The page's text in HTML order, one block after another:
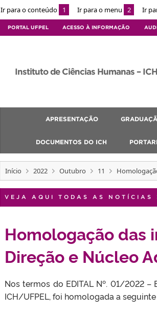
Ir para o conteúdo 1 Ir para o menu 2 Ir
PORTAL UFPEL ACESSO À INFORMAÇÃO
Instituto de Ciências Humanas – ICH
APRESENTAÇÃO
DOCUMENTOS DO ICH
Início 2022 Outubro 11
VEJA AQUI TODAS AS NOTÍCIAS
Homologação das
Direção e Núcleo
Nos termos do EDITAL Nº. 01/2022
ICH/UFPEL, foi homologada a